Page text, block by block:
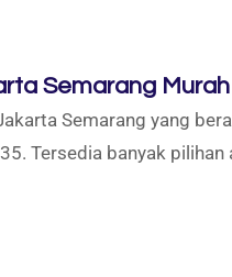
Semarang
Semarang yang
Tersedia banyak